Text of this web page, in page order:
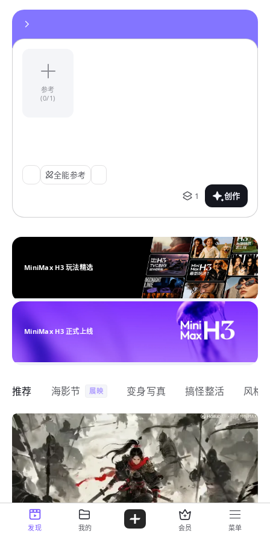
参考
(0/1)
全能参考
1
创作
MiniMax H3 玩法精选
MiniMax H3 正式上线
推荐 海影节 展映 变身写真 搞怪整活 风格
发现 我的 会员 菜单